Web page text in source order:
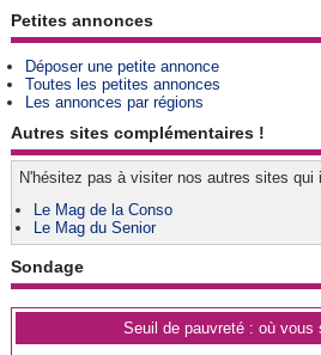
Petites annonces
Déposer une petite annonce
Toutes les petites annonces
Les annonces par régions
Autres sites complémentaires !
N'hésitez pas à visiter nos autres sites
Le Mag de la Conso
Le Mag du Senior
Sondage
Seuil de pauvreté : où vous